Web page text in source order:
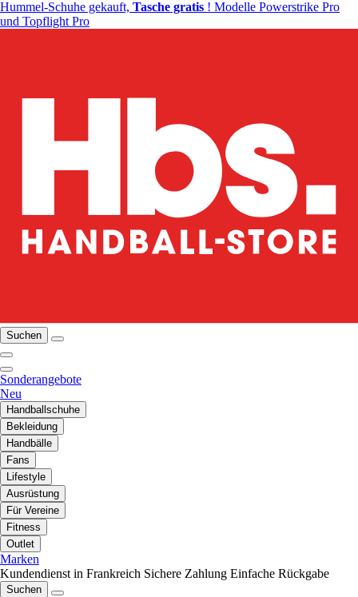
Hummel-Schuhe gekauft, Tasche gratis ! Modelle Powerstrike Pro
und Topflight Pro
Suchen
Sonderangebote
Neu
Handballschuhe
Bekleidung
Handbälle
Fans
Lifestyle
Ausrüstung
Für Vereine
Fitness
Outlet
Marken
Kundendienst in Frankreich Sichere Zahlung Einfache Rückgabe
Suchen